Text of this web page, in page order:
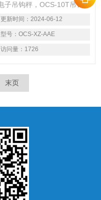
子吊钩秤，OCS-10T吊钩
称接电脑输出，OCS-XZ-AAE
系列直视式电子吊秤以可靠*
的硬件电路和科学的软件相结
合。采用AT系列单片微处理
器、高速高精度A/D转换技
，快速精准稳定。具备*的
抗干扰能力，可广泛应用于商
更新时间： 2024-06-12
型号： OCS-XZ-AAE
访问量： 1726
末页